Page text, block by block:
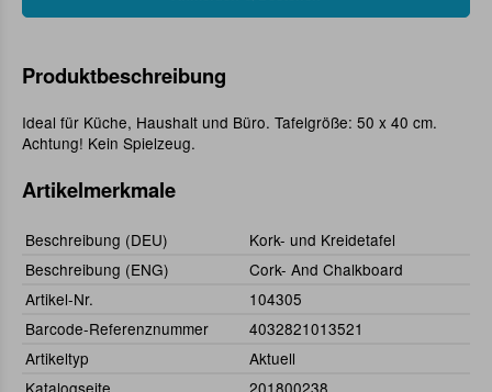
Produktbeschreibung
Ideal für Küche, Haushalt und Büro. Tafelgröße: 50 x 40 cm.
Achtung! Kein Spielzeug.
Artikelmerkmale
Beschreibung (DEU)
Kork- und Kreidetafel
Beschreibung (ENG)
Cork- And Chalkboard
Artikel-Nr.
104305
Barcode-Referenznummer
4032821013521
Artikeltyp
Aktuell